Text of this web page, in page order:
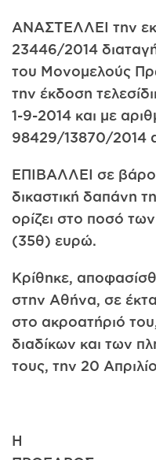
ΑΝΑΣΤΕΛΛΕΙ την
23446/2014
του Μονομελούς
την έκδοση
1-9-2014 και με
98429/13870/2014
ΕΠΙΒΑΛΛΕΙ σε
δικαστική δαπάνη
ορίζει στο ποσό
(35θ) ευρώ.
Κρίθηκε,
στην Αθήνα, σε
στο ακροατήριό
διαδίκων και των
τους, την 20
Η